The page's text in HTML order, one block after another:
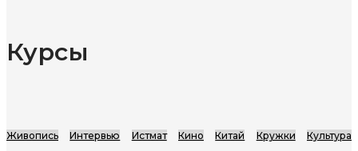
Курсы
Живопись Интервью Истмат Кино Китай Кружки Культура